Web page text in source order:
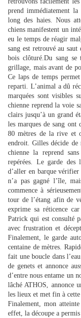
prend immédiatement
long des haies. Nous
chiens manifestent un
eu le temps de réagir
sang est retrouvé au
bois clôturé.Du sang
grillage, mais avant de
Ce laps de temps
reparti. L’animal a dû
marquées sont visibles
chienne reprend la voie
clairs jusqu’à un grand
les marques de sang
80 mètres de la rive et
endroit. Gilles décide
chienne la reprend
repérées. Le garde des
d’aller en barque
n’a pas gagné l’île,
commence à
tour de l’étang afin de
exprime sa réticence
Patrick qui est consulté
avec frustration et
Finalement, le garde
centaine de mètres.
fait une boucle dans
de genets et annonce
d’entre nous entame un
lâché ATHOS, annonce
les lieux et met fin à
Finalement, mon
effet, la découpe a